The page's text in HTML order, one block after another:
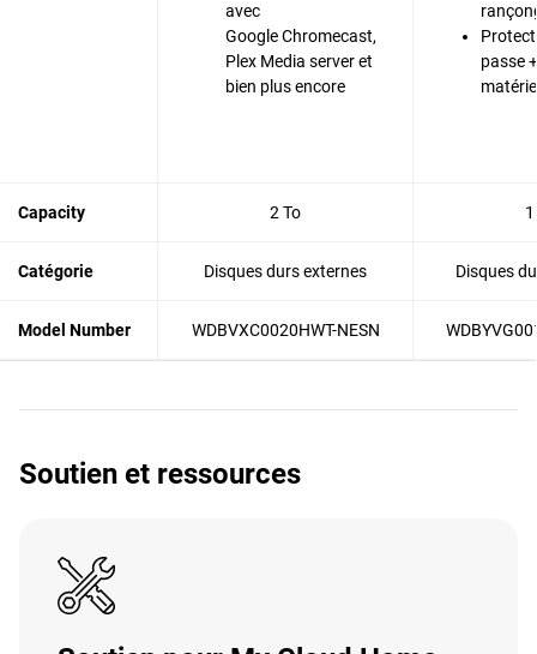
avec
Google Chromecast,
Plex Media server et
bien plus encore
passe
Capacity 2 To
Catégorie Disques durs externes Disques
Model Number WDBVXC0020HWT-NESN
Soutien et ressources